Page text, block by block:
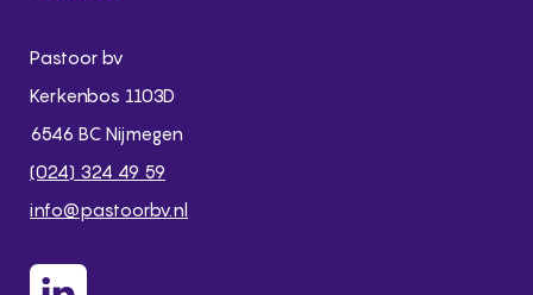
Pastoor bv
Kerkenbos 1103D
6546 BC Nijmegen
(024) 324 49 59
info@pastoorbv.nl